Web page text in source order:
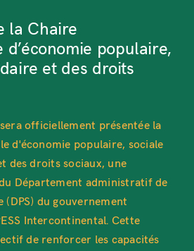
la Chaire
populaire,
et des droits
officiellement présentée la
d'économie populaire, sociale
des droits sociaux, une
Département administratif de
(DPS) du gouvernement
Intercontinental. Cette
de renforcer les capacités